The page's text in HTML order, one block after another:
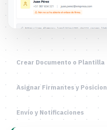
Crear Documento o Plantilla
Asignar Firmantes y
Envío y Notificaciones